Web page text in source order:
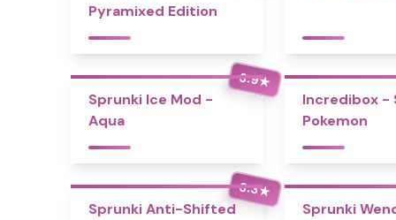
Pyramixed Edition
3.9★
Sprunki Ice Mod -
Aqua
Incredibox -
Pokemon
3.3★
Sprunki Anti-Shifted
Sprunki